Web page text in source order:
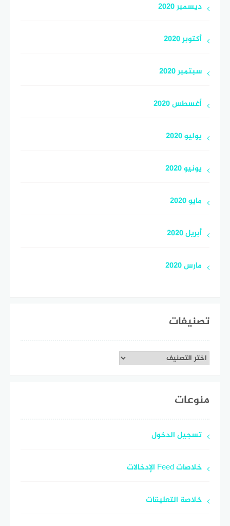
ديسمبر 2020
أكتوبر 2020
سبتمبر 2020
أغسطس 2020
يوليو 2020
يونيو 2020
مايو 2020
أبريل 2020
مارس 2020
تصنيفات
تصنيفات
منوعات
تسجيل الدخول
خلاصات Feed الإدخالات
خلاصة التعليقات